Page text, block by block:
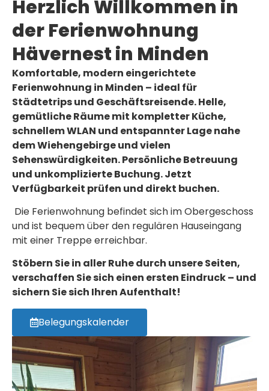
Hävernest
Häverstädt
Umgebung
Hävernest
Häverstädt
Umgebung
Hävernest
Häverstädt
Umgebung
Herzlich Willkommen in
der Ferienwohnung
Hävernest in Minden
Komfortable, modern eingerichtete
Ferienwohnung in Minden – ideal für
Städtetrips und Geschäftsreisende. Helle,
gemütliche Räume mit kompletter Küche,
schnellem WLAN und entspannter Lage nahe
dem Wiehengebirge und vielen
Sehenswürdigkeiten. Persönliche Betreuung
und unkomplizierte Buchung. Jetzt
Verfügbarkeit prüfen und direkt buchen.
Die Ferienwohnung befindet sich im Obergeschoss
und ist bequem über den regulären Hauseingang
mit einer Treppe erreichbar.
Stöbern Sie in aller Ruhe durch unsere Seiten,
verschaffen Sie sich einen ersten Eindruck – und
sichern Sie sich Ihren Aufenthalt!
Belegungskalender